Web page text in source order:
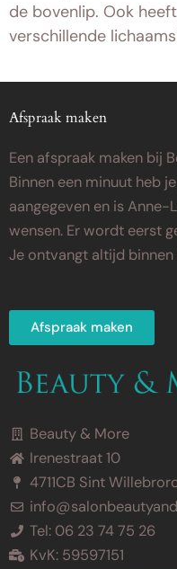
de bovenlip. Ook
verschillende
Afspraak maken
Een afspraak maken bij
Binnen een minuut heb
aangegeven en is
wensen. Er wordt eerst
Je ontvangt altijd binnen
Afspraak maken
Beauty & More
Irenestraat 10
4711CB Sint
Tel: 06 23 74 75 26
KvK: 59597151